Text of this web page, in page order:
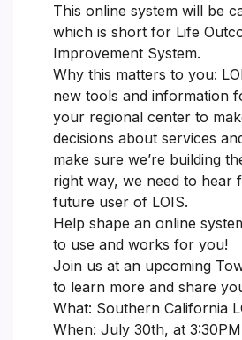
This online system will be
which is short for Life
Improvement System.
Why this matters to you:
new tools and information
your regional center to
decisions about services
make sure we’re building
right way, we need to hear
future user of LOIS.
Help shape an online
to use and works for you!
Join us at an upcoming
to learn more and share
What: Southern California
When: July 30th, at 3:30PM